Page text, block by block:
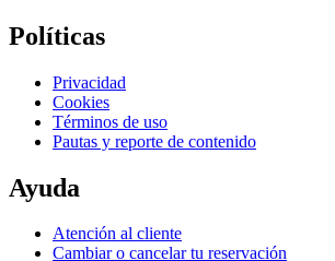
Políticas
Privacidad
Cookies
Términos de uso
Pautas y reporte de contenido
Ayuda
Atención al cliente
Cambiar o cancelar tu reservación